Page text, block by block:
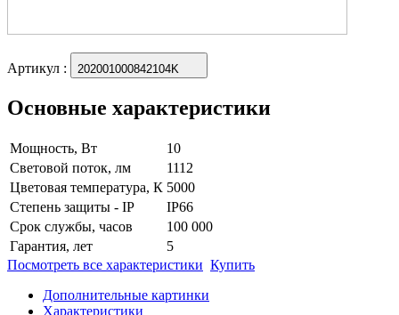
Артикул : 202001000842104K
Основные характеристики
Мощность, Вт
10
Световой поток, лм
1112
Цветовая температура, К 5000
Степень защиты - IP
IP66
Срок службы, часов
100 000
Гарантия, лет
5
Посмотреть все характеристики Купить
Дополнительные картинки
Характеристики